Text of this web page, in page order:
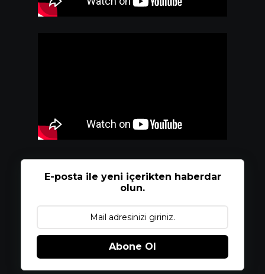
E-posta ile yeni içerikten haberdar
olun.
Abone Ol